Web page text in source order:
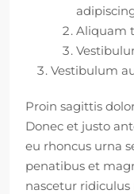
Aliquam
Vestibulum
Proin sagittis
Donec et justo
eu rhoncus urna
penatibus et
nascetur